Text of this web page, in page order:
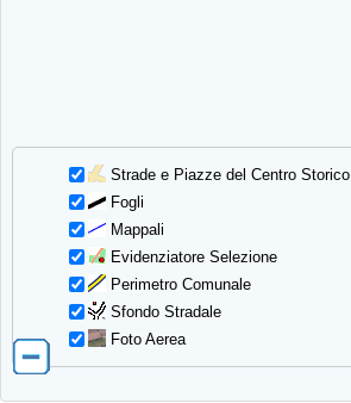
Strade e Piazze del Centro Storico
Fogli
Mappali
Evidenziatore Selezione
Perimetro Comunale
Sfondo Stradale
Foto Aerea